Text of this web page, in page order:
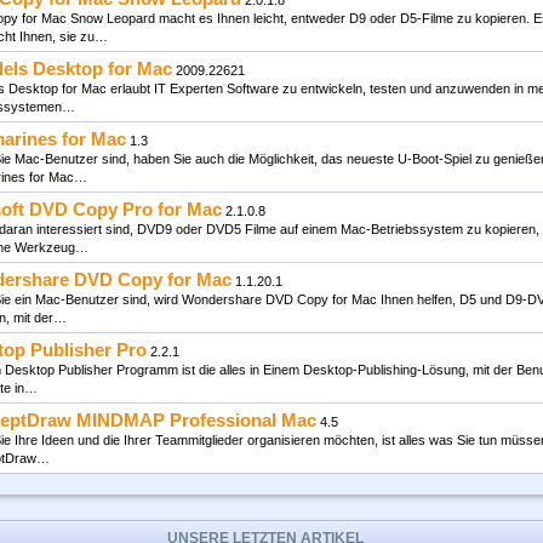
auf Ihrem…
Download Manager6.25.23
Download Manager 5.1.1 build 2 - entsprechend der Entwickler, ist es eine sehr schnelle
Downloader,…
Rx Software - Professional7.2
Sie in der IT Branche arbeiten oder einfach einen persönlichen Computer besitzen, von Zeit
Sie Änderungen…
Pro2.2.0.15
wurde entwickelt um System-, Drucker und derzeit nicht-installierte Schriften zu verwalten.
Top-Software Downloads
for Mac Snow Leopard macht es Ihnen leicht, entweder D9 oder D5-Filme zu kopieren.
Ihnen, sie zu…
Desktop for Mac 2009.22621
Desktop for Mac erlaubt IT Experten Software zu entwickeln, testen und anzuwenden in
for Mac 1.3
Mac-Benutzer sind, haben Sie auch die Möglichkeit, das neueste U-Boot-Spiel zu
for Mac…
DVD Copy Pro for Mac 2.1.0.8
interessiert sind, DVD9 oder DVD5 Filme auf einem Mac-Betriebssystem zu kopieren,
Werkzeug…
DVD Copy for Mac 1.1.20.1
ein Mac-Benutzer sind, wird Wondershare DVD Copy for Mac Ihnen helfen, D5 und D9-
mit der…
Publisher Pro 2.2.1
Desktop Publisher Programm ist die alles in Einem Desktop-Publishing-Lösung, mit der
in…
MINDMAP Professional Mac 4.5
Ihre Ideen und die Ihrer Teammitglieder organisieren möchten, ist alles was Sie tun
UNSERE LETZTEN ARTIKEL